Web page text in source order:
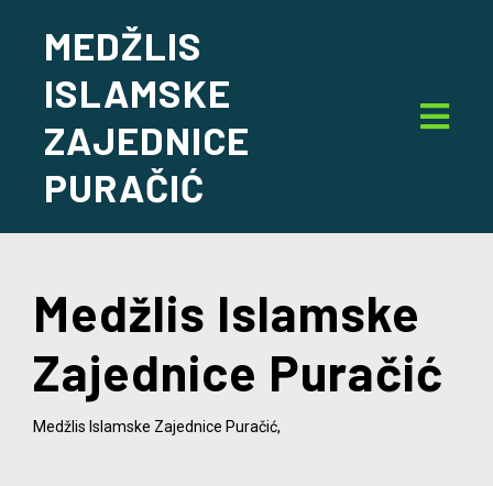
MEDŽLIS
ISLAMSKE
ZAJEDNICE
PURAČIĆ
Medžlis Islamske
Zajednice Puračić
Medžlis Islamske Zajednice Puračić,